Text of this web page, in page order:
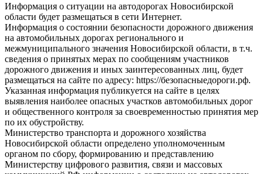
Информация о ситуации на автодорогах Новосибирской
области будет размещаться в сети Интернет.
Информация о состоянии безопасности дорожного движения
на автомобильных дорогах регионального и
межмуниципального значения Новосибирской области, в т.ч.
сведения о принятых мерах по сообщениям участников
дорожного движения и иных заинтересованных лиц, будет
размещаться на сайте по адресу: https://безопасныедороги.рф.
Указанная информация публикуется на сайте в целях
выявления наиболее опасных участков автомобильных дорог
и общественного контроля за своевременностью принятия мер
по их обустройству.
Министерство транспорта и дорожного хозяйства
Новосибирской области определено уполномоченным
органом по сбору, формированию и представлению
Министерству цифрового развития, связи и массовых